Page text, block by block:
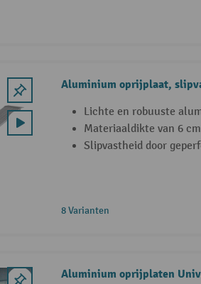
Aluminium oprijplaat,
Lichte en robuuste
Materiaaldikte van 6
Slipvastheid door
8 Varianten
Aluminium oprijplaten